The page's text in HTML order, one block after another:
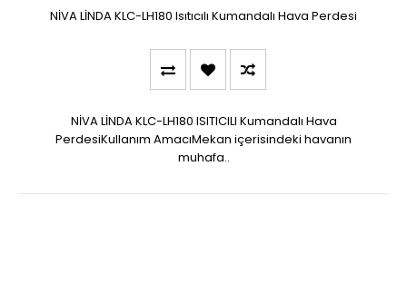
NİVA LİNDA KLC-LH180 Isıtıcılı Kumandalı Hava Perdesi
NİVA LİNDA KLC-LH180 ISITICILI Kumandalı Hava
PerdesiKullanım AmacıMekan içerisindeki havanın
muhafa..